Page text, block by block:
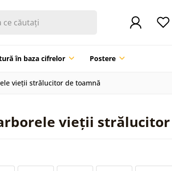
în baza cifrelor Postere
vieții strălucitor de toamnă
vieții